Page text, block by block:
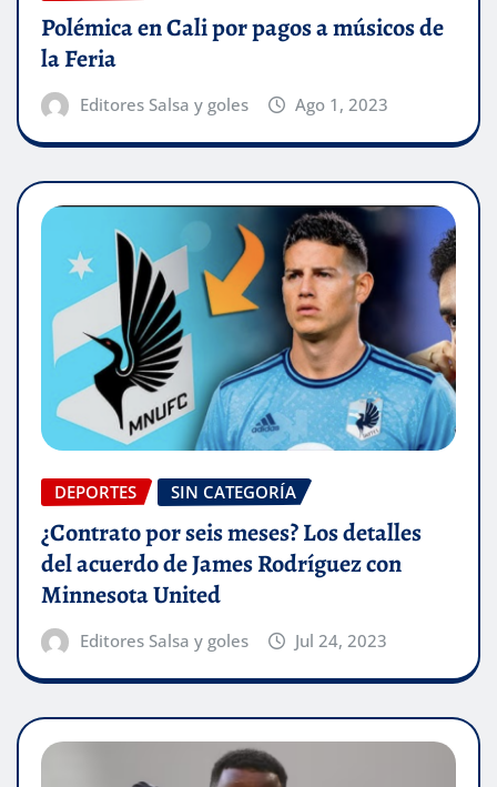
Polémica en Cali por pagos a músicos de
la Feria
Editores Salsa y goles Ago 1, 2023
DEPORTES SIN CATEGORÍA
¿Contrato por seis meses? Los detalles
del acuerdo de James Rodríguez con
Minnesota United
Editores Salsa y goles Jul 24, 2023